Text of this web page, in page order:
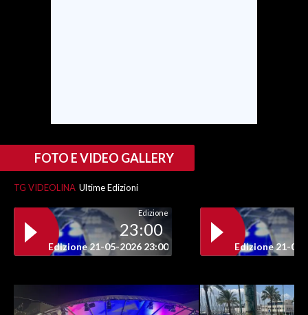
INFO AZIENDE
NECROLOGI
PUBBLICITÀ
SPIAGGE
FOTO E VIDEO GALLERY
TG VIDEOLINA Ultime Edizioni
Edizione
23:00
Edizione 21-05-2026 23:00 Edizione 21-05-